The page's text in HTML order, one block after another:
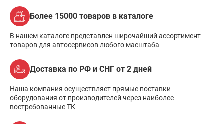
Более 15000 товаров в каталоге
В нашем каталоге представлен широчайший ассортимент
товаров для автосервисов любого масштаба
Доставка по РФ и СНГ от 2 дней
Наша компания осуществляет прямые поставки
оборудования от производителей через наиболее
востребованные ТК